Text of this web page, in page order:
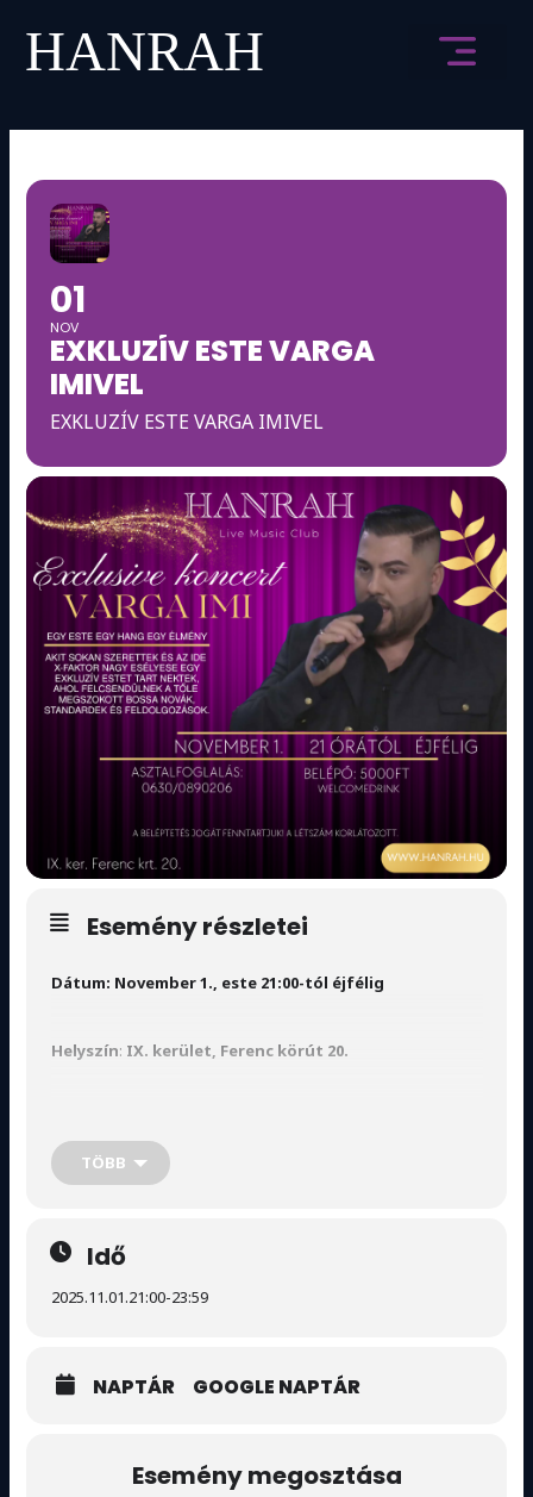
content
01
NOV
EXKLUZÍV ESTE VARGA
IMIVEL
EXKLUZÍV ESTE VARGA IMIVEL
Esemény részletei
Dátum: November 1., este 21:00-tól éjfélig
Helyszín: IX. kerület, Ferenc körút 20.
Varga Imi, az idei
varázslatos koncerttel készül neked! Az este során a Bossa
Nova legszebb dallamai, saját szerzeményei és egyedi
árasztó zenét, akkor itt a helyed!
Bossa Nova legnagyobb slágerei
Varga Imi saját dalai
TÖBB
Idő
2025.11.01.21:00-23:59
NAPTÁR GOOGLE NAPTÁR
Esemény megosztása